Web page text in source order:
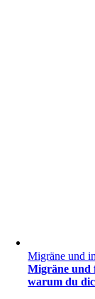
Migräne und
Migräne und
warum du